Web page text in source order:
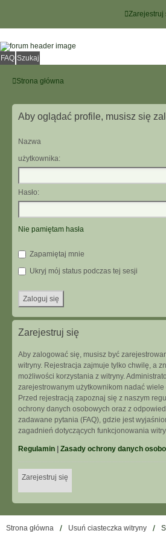
Zarejestruj
FAQ Szukaj
Strona główna
Aby oglądać profile, musisz się
Nazwa
użytkownika:
Hasło:
Nie pamiętam hasła
Zapamiętaj mnie
Ukryj mój status podczas tej sesji
Zarejestruj się
Aby zalogować się, musisz być
witryny. Rejestracja zajmuje tylko chwilę, a
możliwości korzystania z witryny.
zarejestrowanym użytkownikom nadać
Przed rejestracją zapoznaj się z naszym
ochrony danych osobowych oraz z
zadawane pytania (FAQ), gdzie jest
zagadnień dotyczących funkcjonowania
Regulamin Zasady ochrony danych
Zarejestruj się
Strona główna Usuń ciasteczka witryny